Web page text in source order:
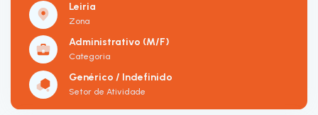
Leiria
Zona
Administrativo (M/F)
Categoria
Genérico / Indefinido
Setor de Atividade